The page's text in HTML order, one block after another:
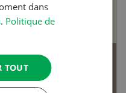
dans
. Politique de
TOUT